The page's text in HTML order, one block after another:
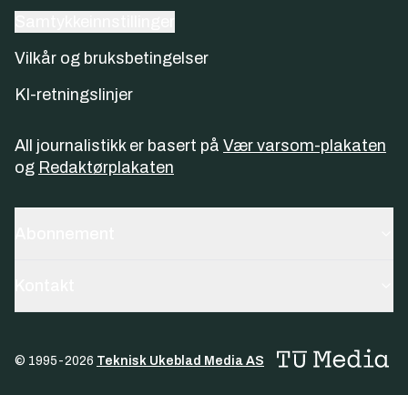
Vilkår og bruksbetingelser
KI-retningslinjer
All journalistikk er basert på Vær varsom-plakaten
og Redaktørplakaten
© 1995-2026 Teknisk Ukeblad Media AS